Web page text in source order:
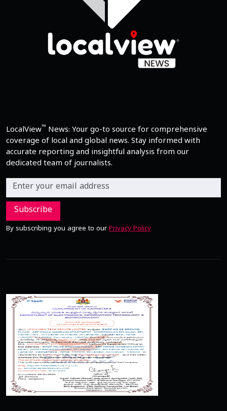
LocalView™ News: Your go-to source for comprehensive
coverage of local and global news. Stay informed with
accurate reporting and insightful analysis from our
dedicated team of journalists.
Subscribe
By subscribing you agree to our Privacy Policy